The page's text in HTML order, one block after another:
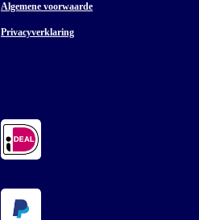
Algemene voorwaarde
Privacyverklaring